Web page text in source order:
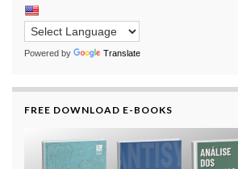
Powered by Translate
FREE DOWNLOAD E-BOOKS